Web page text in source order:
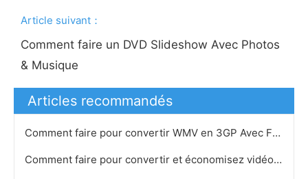
Article suivant：
Comment faire un DVD Slideshow Avec Photos
& Musique
Articles recommandés
Comment faire pour convertir WMV en 3GP Avec Freeware
Comment faire pour convertir et économisez vidéo au format MP4